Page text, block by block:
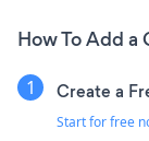
How To Add a
Create a
Start for free